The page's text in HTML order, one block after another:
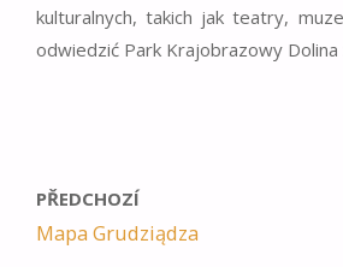
kulturalnych, takich jak teatry,
odwiedzić Park Krajobrazowy
PŘEDCHOZÍ
Mapa Grudziądza